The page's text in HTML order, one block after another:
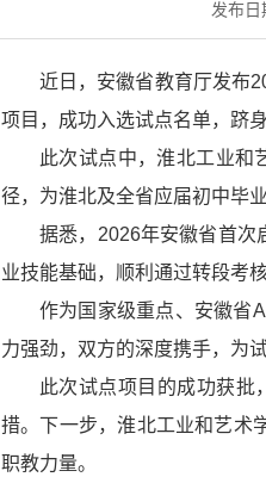
发布日
近日，安徽省教育厅发布
项目，成功入选试点名单，跻
此次试点中，淮北工业和
径，为淮北及全省应届初中毕
据悉，2026年安徽省首次
业技能基础，顺利通过转段考
作为国家级重点、安徽省
力强劲，双方的深度携手，为
此次试点项目的成功获批
措。下一步，淮北工业和艺术
职教力量。